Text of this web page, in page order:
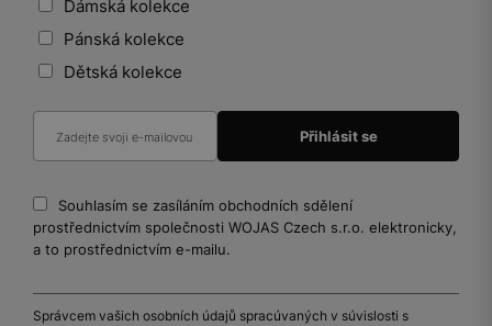
Dámská kolekce
Pánská kolekce
Dětská kolekce
Souhlasím se zasíláním obchodních sdělení
prostřednictvím společnosti WOJAS Czech s.r.o. elektronicky,
a to prostřednictvím e-mailu.
Správcem vašich osobních údajů spracúvaných v súvislosti s